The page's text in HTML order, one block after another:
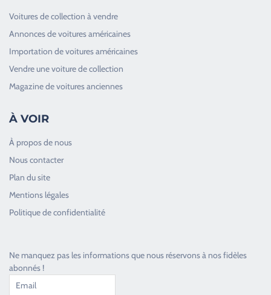
Voitures de collection à vendre
Annonces de voitures américaines
Importation de voitures américaines
Vendre une voiture de collection
Magazine de voitures anciennes
À VOIR
À propos de nous
Nous contacter
Plan du site
Mentions légales
Politique de confidentialité
Ne manquez pas les informations que nous réservons à nos fidèles
abonnés !
Toujours heureux d'aider les passionnés